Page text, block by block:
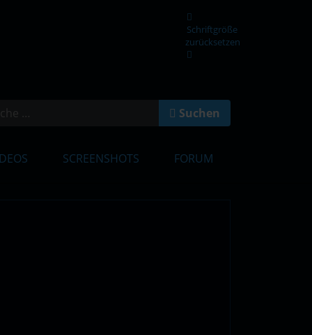
Schriftgröße
zurücksetzen
Suchen
SCREENSHOTS FORUM